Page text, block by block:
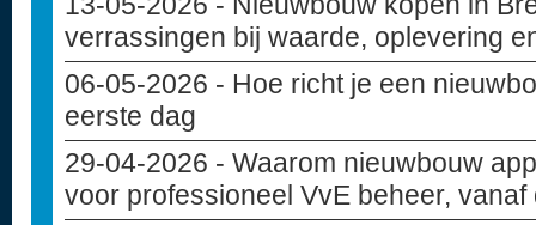
verrassingen bij waarde, oplevering
06-05-2026 - Hoe richt je een
eerste dag
29-04-2026 - Waarom nieuwbouw
voor professioneel VvE beheer, vanaf